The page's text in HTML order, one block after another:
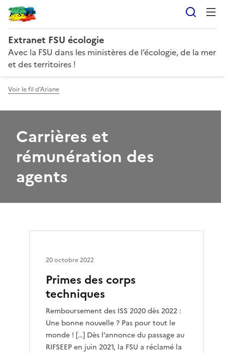
Extranet FSU écologie
Avec la FSU dans les ministères de l’écologie, de la mer
et des territoires !
Voir le fil d'Ariane
Carrières et
rémunération des
agents
Primes des corps
techniques
Remboursement des ISS 2020 dès 2022 :
Une bonne nouvelle ? Pas pour tout le
monde ! […] Dès l’annonce du passage au
RIFSEEP en juin 2021, la FSU a réclamé la
20 octobre 2022